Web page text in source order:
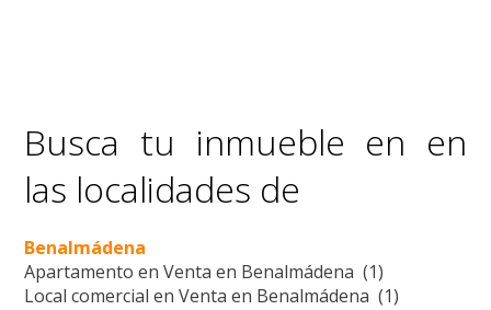
Busca tu inmueble en en
las localidades de
Benalmádena
Apartamento en Venta en Benalmádena (1)
Local comercial en Venta en Benalmádena (1)